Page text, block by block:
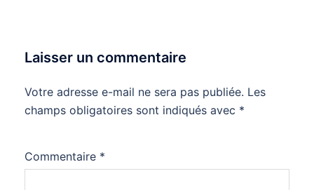
Laisser un commentaire
Votre adresse e-mail ne sera pas publiée. Les
champs obligatoires sont indiqués avec *
Commentaire *